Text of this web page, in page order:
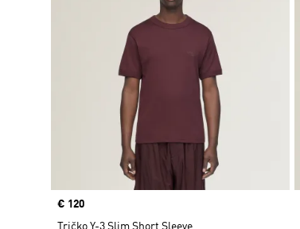
Price
€ 120
Tričko Y-3 Slim Short Sleeve